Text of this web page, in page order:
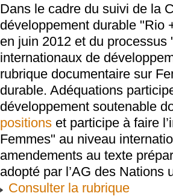
Dans le cadre du suivi de la
développement durable "Rio
en juin 2012 et du processus
internationaux de
rubrique documentaire sur
durable. Adéquations
développement soutenable
positions et participe à faire
Femmes" au niveau
amendements au texte
adopté par l’AG des Nations
Consulter la rubrique